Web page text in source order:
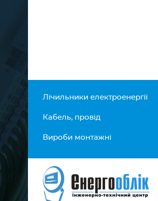
Лічильники електроенергії
Кабель, провід
Вироби монтажні